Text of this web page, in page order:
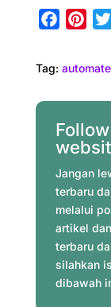
b
o
o
e
r
e
Tag:
Follow
Jangan
terbaru
melalui
artikel
terbaru
silahkan
dibawah